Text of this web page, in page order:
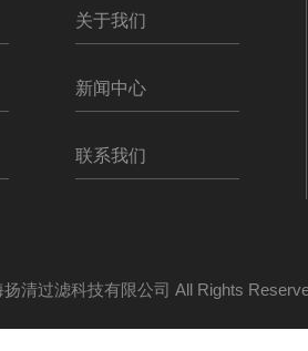
关于我们
新闻中心
联系我们
扬清过滤科技有限公司 All Rights